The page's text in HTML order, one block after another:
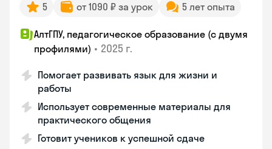
5 от 1090 ₽ за урок 5 лет опыта
АлтГПУ, педагогическое образование (с двумя
профилями) • 2025 г.
Помогает развивать язык для жизни и
работы
Использует современные материалы для
практического общения
Готовит учеников к успешной сдаче